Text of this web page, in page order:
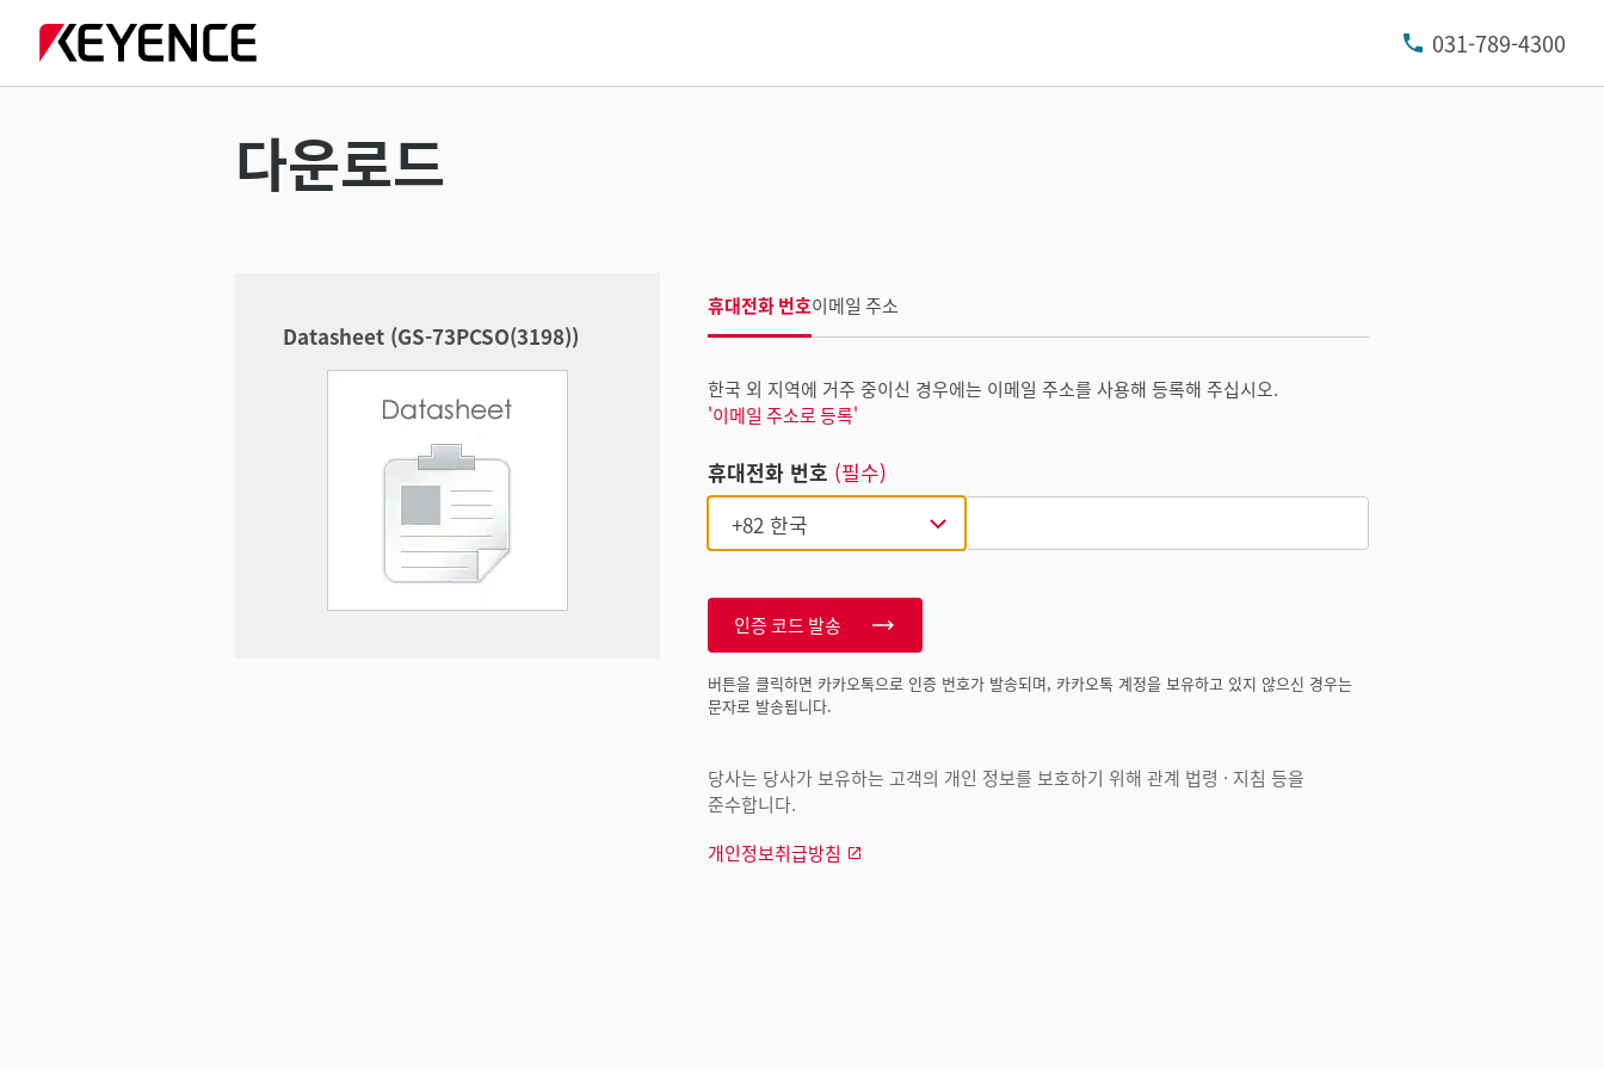
031-789-4300
다운로드
Datasheet (GS-73PCSO(3198))
휴대전화 번호이메일 주소
한국 외 지역에 거주 중이신 경우에는 이메일 주소를 사용해 등록해 주십시오.
'이메일 주소로 등록'
휴대전화 번호 (필수)
인증 코드 발송
버튼을 클릭하면 카카오톡으로 인증 번호가 발송되며, 카카오톡 계정을 보유하고 있지 않으신 경우는
문자로 발송됩니다.
당사는 당사가 보유하는 고객의 개인 정보를 보호하기 위해 관계 법령 · 지침 등을
준수합니다.
개인정보취급방침